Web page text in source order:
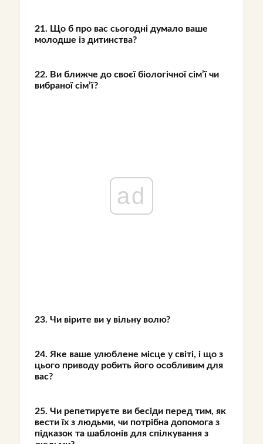
21. Що б про вас сьогодні думало ваше
молодше із дитинства?
22. Ви ближче до своєї біологічної сім’ї чи
вибраної сім’ї?
ad
23. Чи вірите ви у вільну волю?
24. Яке ваше улюблене місце у світі, і що з
цього приводу робить його особливим для
вас?
25. Чи репетируєте ви бесіди перед тим, як
вести їх з людьми, чи потрібна допомога з
підказок та шаблонів для спілкування з